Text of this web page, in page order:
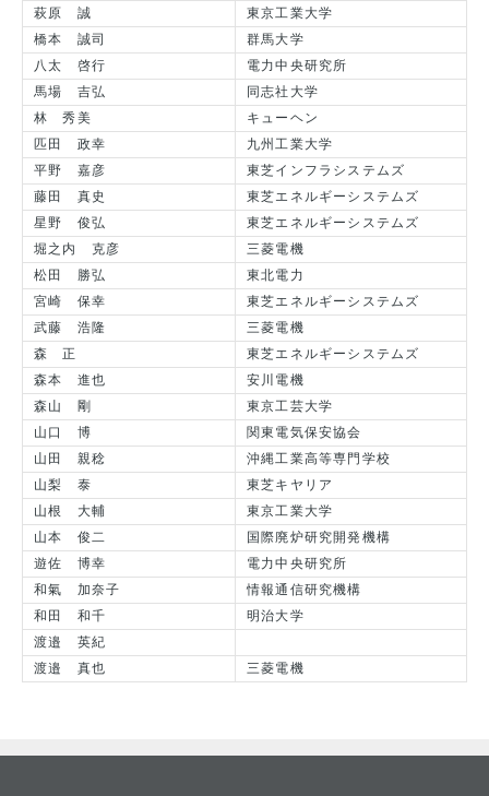
萩原 誠
東京工業大学
橋本 誠司
群馬大学
八太 啓行
電力中央研究所
馬場 吉弘
同志社大学
林 秀美
キューヘン
匹田 政幸
九州工業大学
平野 嘉彦
東芝インフラシステムズ
藤田 真史
東芝エネルギーシステムズ
星野 俊弘
東芝エネルギーシステムズ
堀之内 克彦
三菱電機
松田 勝弘
東北電力
宮崎 保幸
東芝エネルギーシステムズ
武藤 浩隆
三菱電機
森 正
東芝エネルギーシステムズ
森本 進也
安川電機
森山 剛
東京工芸大学
山口 博
関東電気保安協会
山田 親稔
沖縄工業高等専門学校
山梨 泰
東芝キヤリア
山根 大輔
東京工業大学
山本 俊二
国際廃炉研究開発機構
遊佐 博幸
電力中央研究所
和氣 加奈子
情報通信研究機構
和田 和千
明治大学
渡邉 英紀
渡邉 真也
三菱電機